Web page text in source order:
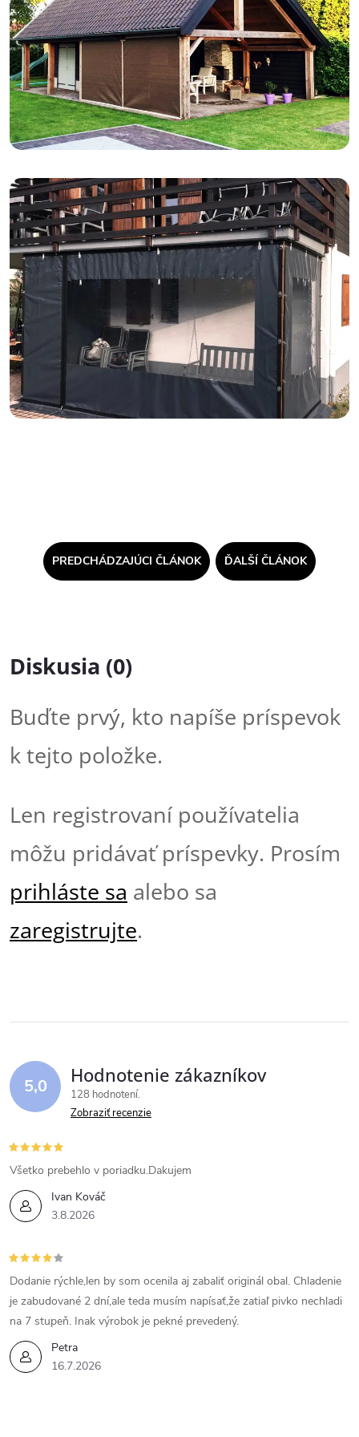
PREDCHÁDZAJÚCI ČLÁNOK ĎALŠÍ ČLÁNOK
Diskusia (0)
Buďte prvý, kto napíše príspevok
k tejto položke.
Len registrovaní používatelia
môžu pridávať príspevky. Prosím
prihláste sa alebo sa
zaregistrujte.
5,0 Hodnotenie zákazníkov
128 hodnotení
Zobraziť recenzie
Ivan Kováč
3.8.2026
Všetko prebehlo v poriadku.Dakujem
Petra
16.7.2026
Dodanie rýchle,len by som ocenila aj zabaliť originál obal. Chladenie
je zabudované 2 dní,ale teda musím napísať,že zatiaľ pivko nechladi
na 7 stupeň. Inak výrobok je pekné prevedený.